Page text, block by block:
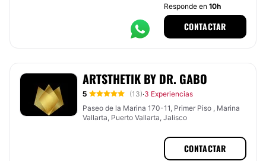
Responde en 10h
CONTACTAR
ARTSTHETIK BY DR. GABO
5 (13)·3 Experiencias
Paseo de la Marina 170-11, Primer Piso , Marina
Vallarta, Puerto Vallarta, Jalisco
CONTACTAR